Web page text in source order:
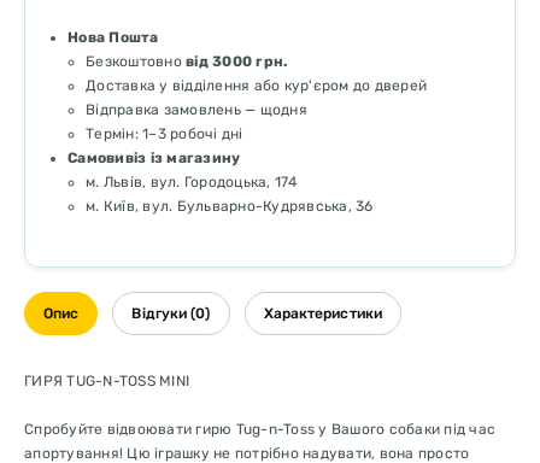
Нова Пошта
Безкоштовно від 3000 грн.
Доставка у відділення або кур'єром до дверей
Відправка замовлень — щодня
Термін: 1–3 робочі дні
Самовивіз із магазину
м. Львів, вул. Городоцька, 174
м. Київ, вул. Бульварно-Кудрявська, 36
Опис Відгуки (0) Характеристики
ГИРЯ TUG-N-TOSS MINI
Спробуйте відвоювати гирю Tug-n-Toss у Вашого собаки під час
апортування! Цю іграшку не потрібно надувати, вона просто